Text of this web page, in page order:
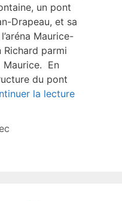
un pont
Drapeau, et sa
Maurice-
Richard parmi
Maurice. En
du pont
la lecture